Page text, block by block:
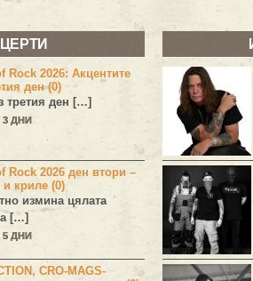
Rock 2026: Акцентите
ден (0)
третия ден […]
3 ДНИ
Rock 2026 ден втори –
и криле (0)
измина цялата
[…]
5 ДНИ
CRO-MAGS-